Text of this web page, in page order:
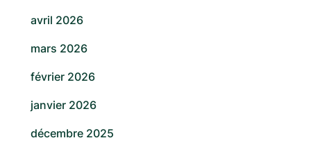
avril 2026
mars 2026
février 2026
janvier 2026
décembre 2025